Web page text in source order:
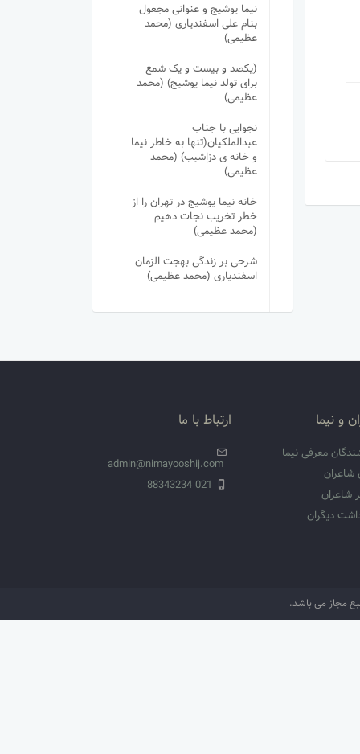
نیما یوشیج و عنوانی مجعول
بنام علی اسفندیاری (محمد
عظیمی)
(یکصد و بیست و یک شمع
برای تولد نیما یوشیج) (محمد
عظیمی)
نجوایی با جناب
عبدالملکیان(تنها به خاطر نیما
و خانه ی دزاشیب) (محمد
عظیمی)
خانه نیما یوشیج در تهران را از
خطر تخریب نجات دهیم
(محمد عظیمی)
شرحی بر زندگی بهجت الزمان
اسفندیاری (محمد عظیمی)
و نیما
معرفی نیما
شاعران
شاعران
دیگران
ارتباط با ما
admin@nimayooshij.com
021 88343234
مجاز می باشد.